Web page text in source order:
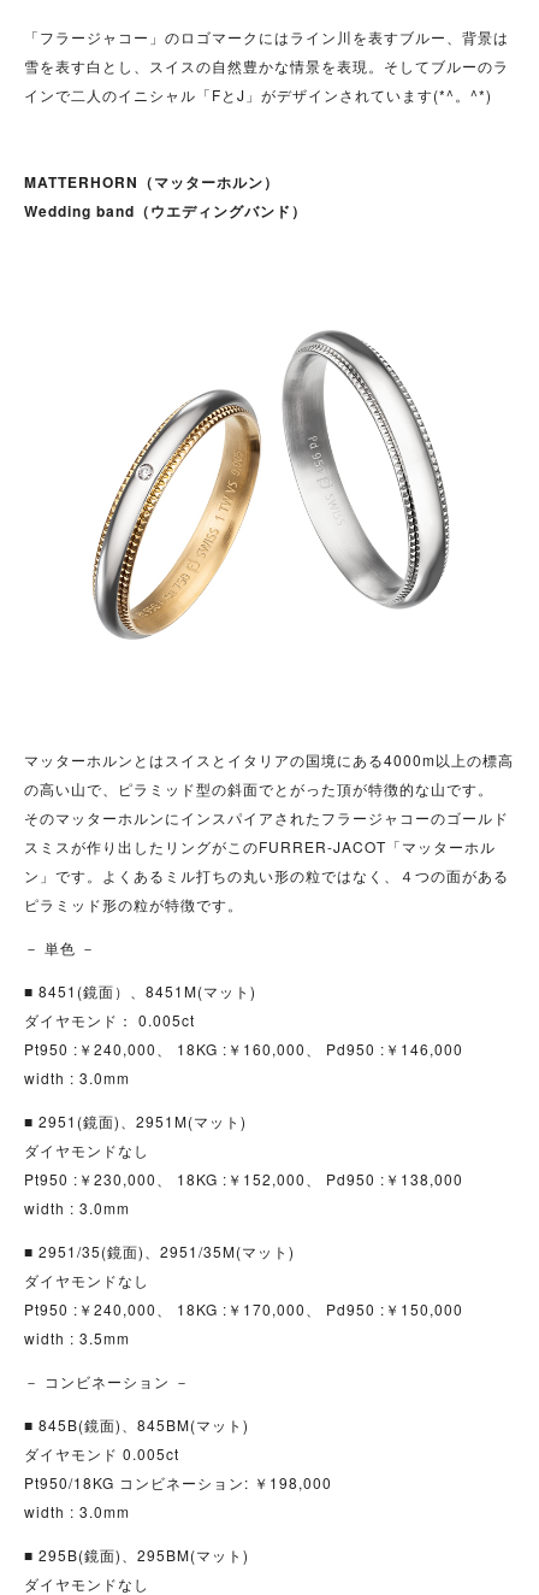
「フラージャコー」のロゴマークにはライン川を表すブルー、背景は
雪を表す白とし、スイスの自然豊かな情景を表現。そしてブルーのラ
インで二人のイニシャル「FとJ」がデザインされています(*^。^*)
MATTERHORN（マッターホルン）
Wedding band（ウエディングバンド）
マッターホルンとはスイスとイタリアの国境にある4000m以上の標高
の高い山で、ピラミッド型の斜面でとがった頂が特徴的な山です。
そのマッターホルンにインスパイアされたフラージャコーのゴールド
スミスが作り出したリングがこのFURRER-JACOT「マッターホル
ン」です。よくあるミル打ちの丸い形の粒ではなく、４つの面がある
ピラミッド形の粒が特徴です。
－ 単色 －
■ 8451(鏡面）、8451M(マット)
ダイヤモンド： 0.005ct
Pt950 :￥240,000、 18KG :￥160,000、 Pd950 :￥146,000
width : 3.0mm
■ 2951(鏡面)、2951M(マット)
ダイヤモンドなし
Pt950 :￥230,000、 18KG :￥152,000、 Pd950 :￥138,000
width : 3.0mm
■ 2951/35(鏡面)、2951/35M(マット)
ダイヤモンドなし
Pt950 :￥240,000、 18KG :￥170,000、 Pd950 :￥150,000
width : 3.5mm
－ コンビネーション －
■ 845B(鏡面)、845BM(マット)
ダイヤモンド 0.005ct
Pt950/18KG コンビネーション: ￥198,000
width : 3.0mm
■ 295B(鏡面)、295BM(マット)
ダイヤモンドなし